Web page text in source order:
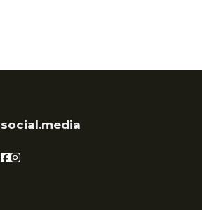
social.media
Facebook
Facebook